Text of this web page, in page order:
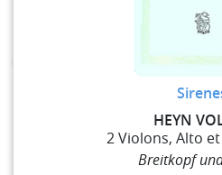
HEYN
2 Violons, Alto
Breitkopf